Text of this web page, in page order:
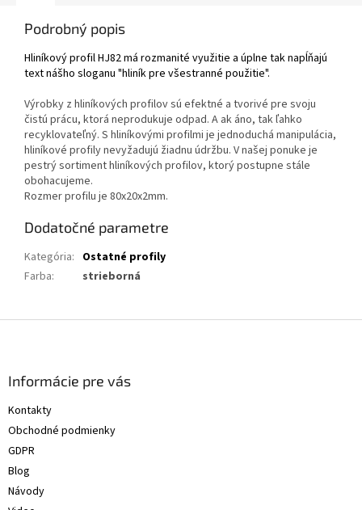
Podrobný popis
Hliníkový profil HJ82 má rozmanité využitie a úplne tak napĺňajú
text nášho sloganu "hliník pre všestranné použitie".
Výrobky z hliníkových profilov sú efektné a tvorivé pre svoju
čistú prácu, ktorá neprodukuje odpad. A ak áno, tak ľahko
recyklovateľný. S hliníkovými profilmi je jednoduchá manipulácia,
hliníkové profily nevyžadujú žiadnu údržbu. V našej ponuke je
pestrý sortiment hliníkových profilov, ktorý postupne stále
obohacujeme.
Rozmer profilu je 80x20x2mm.
Dodatočné parametre
Kategória: Ostatné profily
Farba: strieborná
Informácie pre vás
Kontakty
Obchodné podmienky
GDPR
Blog
Návody